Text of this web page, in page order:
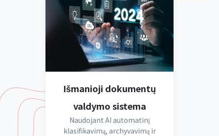
Išmanioji dokumentų
valdymo sistema
Naudojant AI automatinį
klasifikavimą, archyvavimą ir